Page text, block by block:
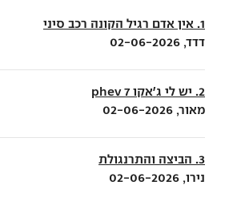
1. אין אדם רגיל הקונה רכב סיני
דדד, 02-06-2026
2. יש לי ג'אקו 7 phev
מאור, 02-06-2026
3. הביצה והתרנגולת
נירו, 02-06-2026